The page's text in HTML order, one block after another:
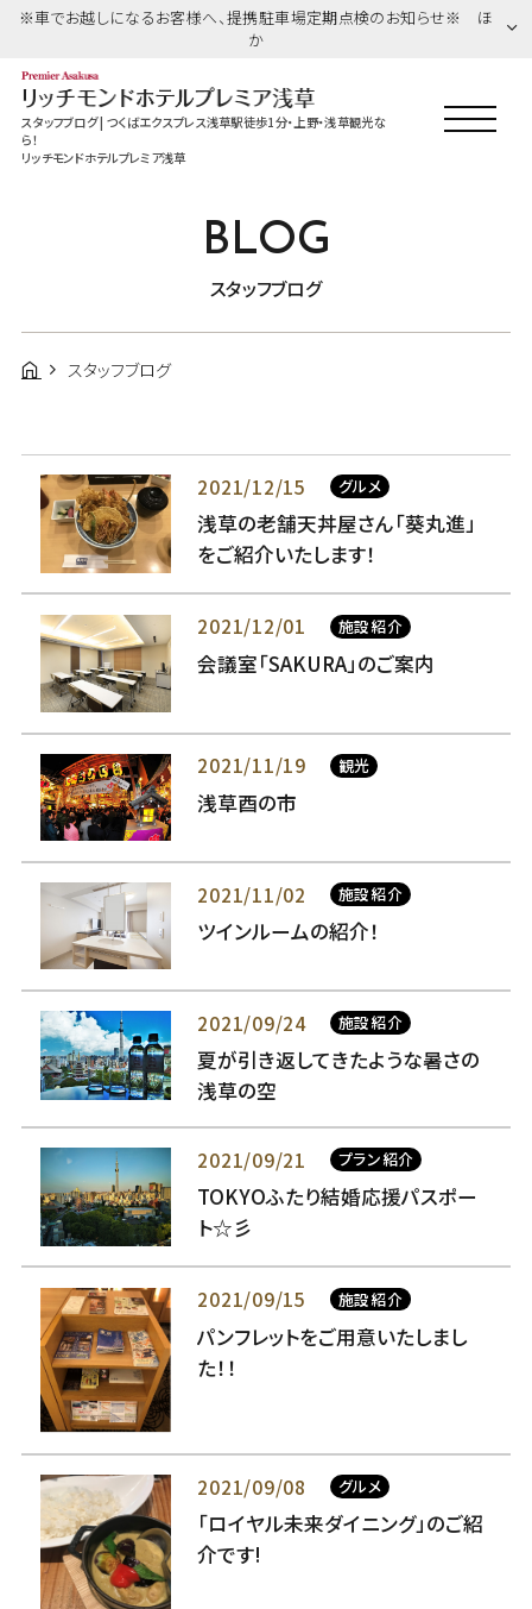
※車でお越しになるお客様へ、提携駐車場定期点検のお知らせ※ ほ
か
スタッフブログ | つくばエクスプレス浅草駅徒歩1分・上野・浅草観光な
ら！
リッチモンドホテルプレミア浅草
BLOG
スタッフブログ
スタッフブログ
2021/12/15 グルメ
浅草の老舗天丼屋さん「葵丸進」
をご紹介いたします！
2021/12/01 施設紹介
会議室「SAKURA」のご案内
2021/11/19 観光
浅草酉の市
2021/11/02 施設紹介
ツインルームの紹介！
2021/09/24 施設紹介
夏が引き返してきたような暑さの
浅草の空
2021/09/21 プラン紹介
TOKYOふたり結婚応援パスポー
ト☆彡
2021/09/15 施設紹介
パンフレットをご用意いたしまし
た！！
2021/09/08 グルメ
「ロイヤル未来ダイニング」のご紹
介です!